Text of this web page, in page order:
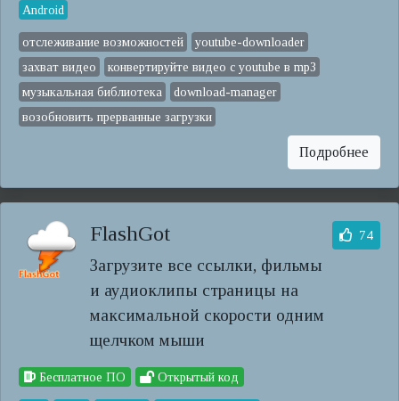
Android
отслеживание возможностей
youtube-downloader
захват видео
конвертируйте видео с youtube в mp3
музыкальная библиотека
download-manager
возобновить прерванные загрузки
Подробнее
FlashGot
Загрузите все ссылки, фильмы
и аудиоклипы страницы на
максимальной скорости одним
щелчком мыши
74
Бесплатное ПО Открытый код